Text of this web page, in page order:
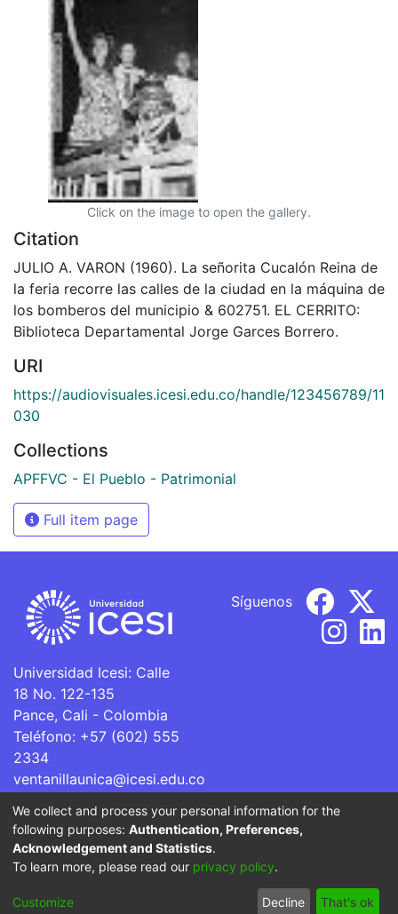
Click on the image to open the gallery.
Citation
JULIO A. VARON (1960). La señorita Cucalón Reina de
la feria recorre las calles de la ciudad en la máquina de
los bomberos del municipio & 602751. EL CERRITO:
Biblioteca Departamental Jorge Garces Borrero.
URI
https://audiovisuales.icesi.edu.co/handle/123456789/11
030
Collections
APFFVC - El Pueblo - Patrimonial
Full item page
Universidad Icesi: Calle
18 No. 122-135
Pance, Cali - Colombia
Teléfono: +57 (602) 555
2334
ventanillaunica@icesi.edu.co
Síguenos
La Universidad Icesi es una Institución de Educación
Superior que se encuentra sujeta a inspección y vigilancia
por parte del Ministerio de Educación Nacional.
Cookie
End User
Send
We collect and process your personal information for the
following purposes: Authentication, Preferences,
Acknowledgement and Statistics.
To learn more, please read our privacy policy.
Customize Decline That's ok